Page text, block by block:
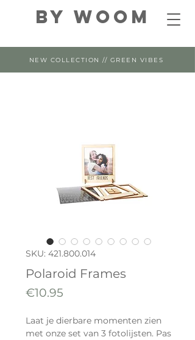
By WOOM
NEW COLLECTION // GREEN VIBES
SKU: 421.800.014
Polaroid Frames
€10.95
Laat je dierbare momenten zien
met onze set van 3 fotolijsten. Pas